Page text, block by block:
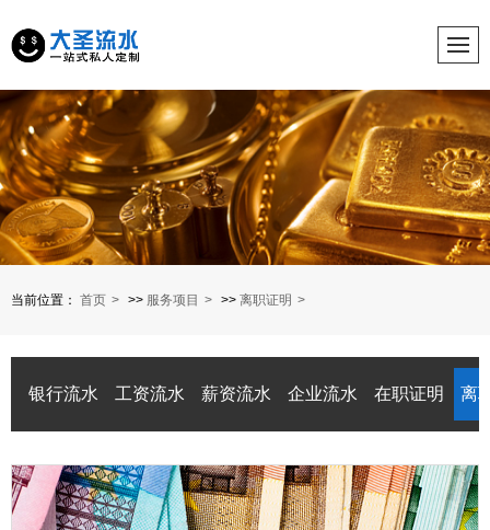
当前位置： 首页 >> 服务项目 >> 离职证明
银行流水 工资流水 薪资流水 企业流水 在职证明 离